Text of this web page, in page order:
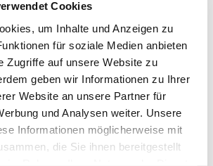
Cookies
um Inhalte und Anzeigen zu
für soziale Medien anbieten
Zugriffe auf unsere Website zu
geben wir Informationen zu Ihrer
Website an unsere Partner für
und Analysen weiter. Unsere
Informationen möglicherweise mit
die Sie ihnen bereitgestellt
Cfl
0.25 αw